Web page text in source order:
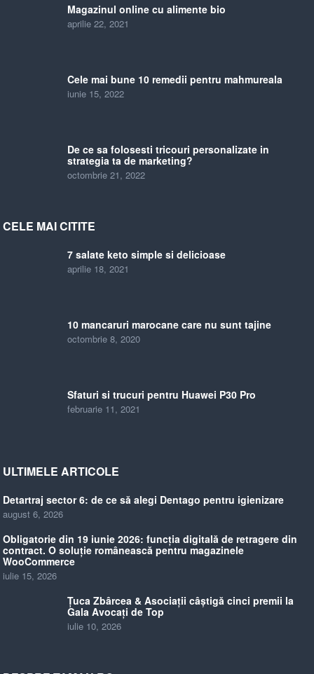
Magazinul online cu alimente bio
aprilie 22, 2021
Cele mai bune 10 remedii pentru mahmureala
iunie 15, 2022
De ce sa folosesti tricouri personalizate in
strategia ta de marketing?
octombrie 21, 2022
CELE MAI CITITE
7 salate keto simple si delicioase
aprilie 18, 2021
10 mancaruri marocane care nu sunt tajine
octombrie 8, 2020
Sfaturi si trucuri pentru Huawei P30 Pro
februarie 11, 2021
ULTIMELE ARTICOLE
Detartraj sector 6: de ce să alegi Dentago pentru igienizare
august 6, 2026
Obligatorie din 19 iunie 2026: funcția digitală de retragere din
contract. O soluție românească pentru magazinele
WooCommerce
iulie 15, 2026
Țuca Zbârcea & Asociații câștigă cinci premii la
Gala Avocați de Top
iulie 10, 2026